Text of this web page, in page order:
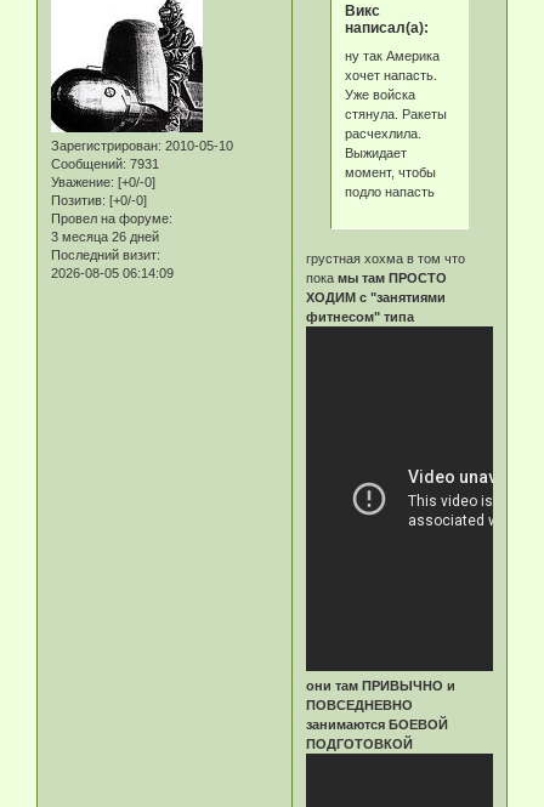
Зарегистрирован: 2010-05-10
Сообщений: 7931
Уважение: [+0/-0]
Позитив: [+0/-0]
Провел на форуме:
3 месяца 26 дней
Последний визит:
2026-08-05 06:14:09
Викс
написал(а):
ну так Америка
хочет напасть.
Уже войска
стянула. Ракеты
расчехлила.
Выжидает
момент, чтобы
подло напасть
грустная хохма в том что
покамы там ПРОСТО
ХОДИМ с "занятиями
фитнесом" типа
они там ПРИВЫЧНО и
ПОВСЕДНЕВНО
занимаются БОЕВОЙ
ПОДГОТОВКОЙ